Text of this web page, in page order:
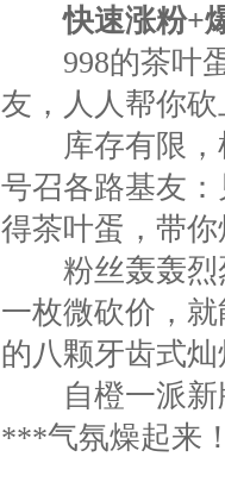
快速涨粉+
998的茶叶蛋
友，人人帮你
库存有限，
号召各路基友
得茶叶蛋，带
粉丝轰轰烈
一枚微砍价，
的八颗牙齿式
自橙一派
***气氛燥起来